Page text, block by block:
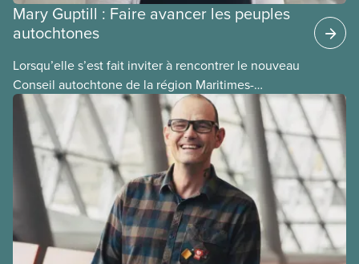
Mary Guptill : Faire avancer les peuples
autochtones
Lorsqu’elle s’est fait inviter à rencontrer le nouveau
Conseil autochtone de la région Maritimes-
Atlantique du SCFP (CAMAS) en 2021, Mary Guptill
a d’abord hésité. Mais elle a finalement accepté
l’invitation. Découvrez son parcours dans cet article
de notre série de portraits des membres du Comité
national pour la justice raciale et du Conseil
national des Autochtones.